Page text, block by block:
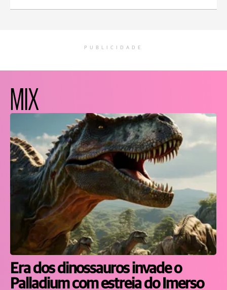
PUBLICIDADE
MIX
Era dos dinossauros invade o
Palladium com estreia do Imerso